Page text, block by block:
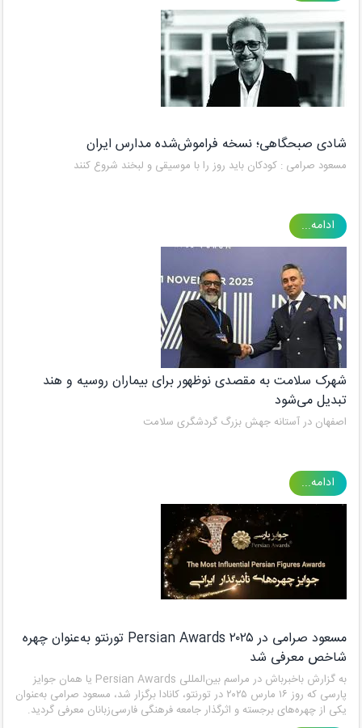
شادی صبحگاهی؛ نسخه فراموش‌شده مدارس ایران
مسعود صرامی : کودکان باید روز را با موسیقی و لبخند شروع کنند
ادامه...
شهرک سلامت به مقصدی نوظهور برای بیماران روسیه و هند
تبدیل می‌شود
اصفهان در آستانه جهش بزرگ گردشگری سلامت
ادامه...
مسعود صرامی در Persian Awards ۲۰۲۵ تورنتو به‌عنوان چهره
شاخص معرفی شد
به گزارش باخبرباش در مراسم بین‌المللی Persian Awards یا همان جوایز
پارسی که روز ۱۶ مارس ۲۰۲۵ در تورنتو، کانادا برگزار شد، مسعود صرامی به‌عنوان
یکی از چهره‌های برجسته و اثرگذار جامعه فرهنگی فارسی‌زبانان معرفی گردید.